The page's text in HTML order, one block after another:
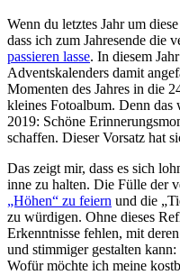
Wenn du letztes Jahr um
dass ich zum Jahresende die
passieren lasse. In diesem
Adventskalenders damit
Momenten des Jahres in die
kleines Fotoalbum. Denn das
2019: Schöne
schaffen. Dieser Vorsatz hat
Das zeigt mir, dass es sich
inne zu halten. Die Fülle der
„Höhen“ zu feiern und die
zu würdigen. Ohne dieses
Erkenntnisse fehlen, mit
und stimmiger gestalten kann:
Wofür möchte ich meine